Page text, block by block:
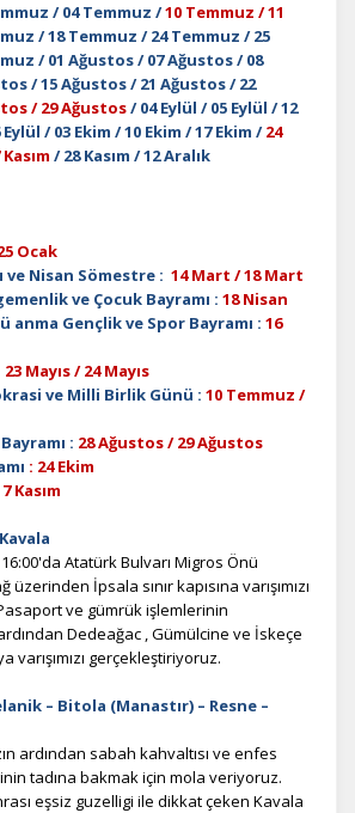
/ 04 Temmuz /10 Temmuz / 11
/ 18 Temmuz / 24 Temmuz / 25
/ 01 Ağustos / 07 Ağustos / 08
/ 15 Ağustos / 21 Ağustos / 22
/ 29 Ağustos/ 04 Eylül / 05 Eylül / 12
/ 03 Ekim / 10 Ekim / 17 Ekim /24
Kasım / 28 Kasım / 12 Aralık
Ocak
ve Nisan Sömestre : 14 Mart / 18 Mart
ve Çocuk Bayramı : 18 Nisan
anma Gençlik ve Spor Bayramı : 16
23 Mayıs / 24 Mayıs
ve Milli Birlik Günü : 10 Temmuz /
: 28 Ağustos / 29 Ağustos
: 24 Ekim
7 Kasım
Atatürk Bulvarı Migros Önü
üzerinden İpsala sınır kapısına varışımızı
ve gümrük işlemlerinin
Dedeağac , Gümülcine ve İskeçe
varışımızı gerçekleştiriyoruz.
– Bitola (Manastır) – Resne –
ardından sabah kahvaltısı ve enfes
tadına bakmak için mola veriyoruz.
eşsiz guzelligi ile dikkat çeken Kavala